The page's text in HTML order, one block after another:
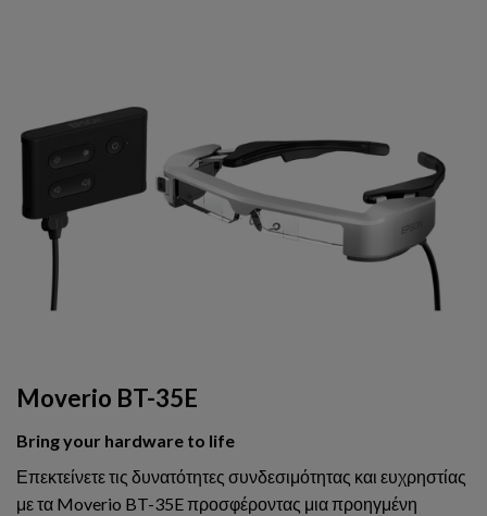
Moverio BT-35E
Bring your hardware to life
Επεκτείνετε τις δυνατότητες συνδεσιμότητας και ευχρηστίας
με τα Moverio BT-35E προσφέροντας μια προηγμένη